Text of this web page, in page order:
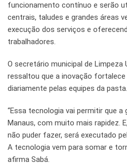
funcionamento contínuo e serão
centrais, taludes e grandes áreas
execução dos serviços e
trabalhadores.
O secretário municipal de Limpeza
ressaltou que a inovação
diariamente pelas equipes da pasta.
“Essa tecnologia vai permitir que
Manaus, com muito mais rapidez.
não puder fazer, será executado
A tecnologia vem para somar e
afirma Sabá.